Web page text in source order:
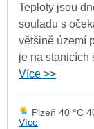
Teploty jsou
souladu s
většině území
je na stanicích
Více >>
Plzeň 40 °C
Více